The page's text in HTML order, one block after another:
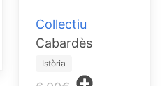
Collectiu
Cabardès
Istòria